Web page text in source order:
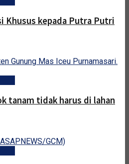
Khusus kepada Putra Putri
tanam tidak harus di lahan